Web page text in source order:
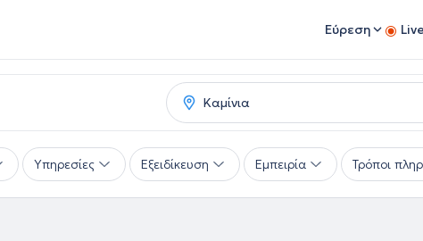
Εύρεση
Υπηρεσίες Εξειδίκευση Εμπειρία Τρόποι